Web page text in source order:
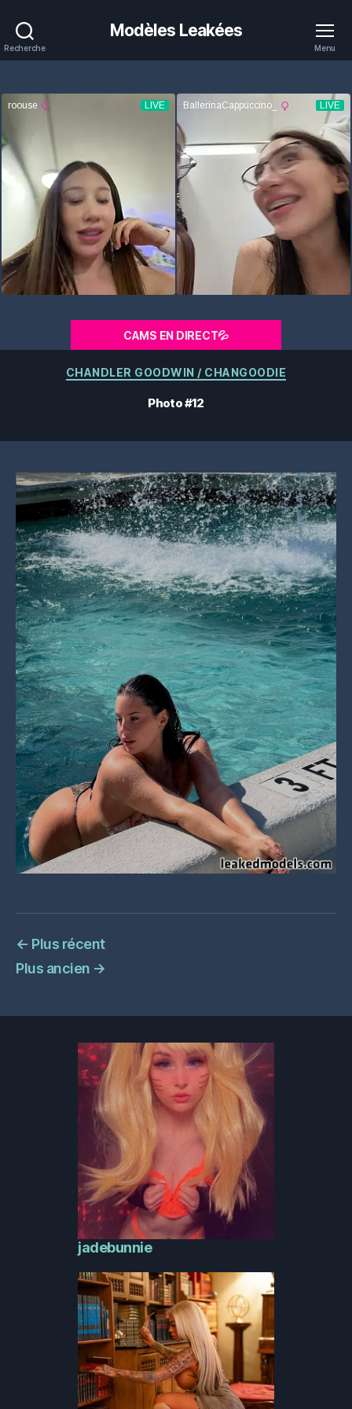
Recherche
Modèles Leakées
Menu
CAMS EN DIRECT💦
Catégories
CHANDLER GOODWIN / CHANGOODIE
Photo #12
← Plus récent
Plus ancien →
jadebunnie